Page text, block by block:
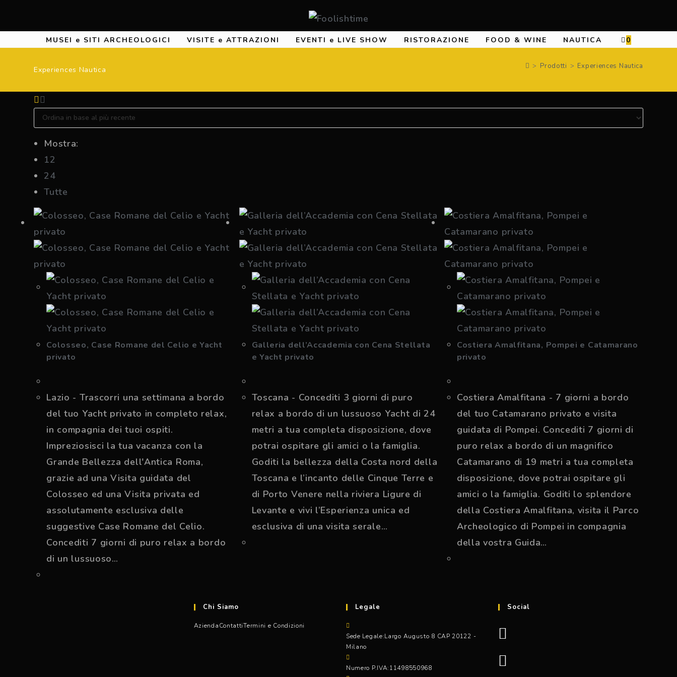
MUSEI e SITI ARCHEOLOGICI VISITE e ATTRAZIONI EVENTI e LIVE SHOW RISTORAZIONE FOOD & WINE NAUTICA 0
Experiences Nautica > Prodotti > Experiences Nautica
Mostra:
12
24
Tutte
Colosseo, Case Romane del Celio e Yacht
privato
Lazio - Trascorri una settimana a bordo
del tuo Yacht privato in completo relax,
in compagnia dei tuoi ospiti.
Impreziosisci la tua vacanza con la
Grande Bellezza dell'Antica Roma,
grazie ad una Visita guidata del
Colosseo ed una Visita privata ed
assolutamente esclusiva delle
suggestive Case Romane del Celio.
Concediti 7 giorni di puro relax a bordo
di un lussuoso…
Galleria dell’Accademia con Cena Stellata
e Yacht privato
Toscana - Concediti 3 giorni di puro
relax a bordo di un lussuoso Yacht di 24
metri a tua completa disposizione, dove
potrai ospitare gli amici o la famiglia.
Goditi la bellezza della Costa nord della
Toscana e l’incanto delle Cinque Terre e
di Porto Venere nella riviera Ligure di
Levante e vivi l’Esperienza unica ed
esclusiva di una visita serale…
Costiera Amalfitana, Pompei e Catamarano
privato
Costiera Amalfitana - 7 giorni a bordo
del tuo Catamarano privato e visita
guidata di Pompei. Concediti 7 giorni di
puro relax a bordo di un magnifico
Catamarano di 19 metri a tua completa
disposizione, dove potrai ospitare gli
amici o la famiglia. Goditi lo splendore
della Costiera Amalfitana, visita il Parco
Archeologico di Pompei in compagnia
della vostra Guida…
Chi Siamo
AziendaContattiTermini e Condizioni
Legale
Sede Legale:Largo Augusto 8 CAP 20122 -
Milano
Numero P.IVA:11498550968
Social